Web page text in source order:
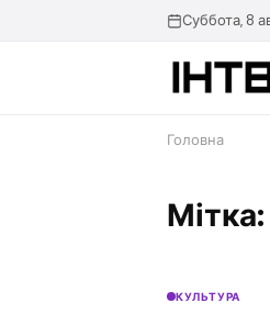
Суббота, 8
Головна
Мітка:
КУЛЬТУРА